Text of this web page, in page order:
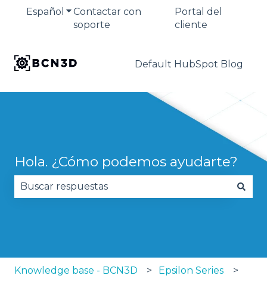
Español Traducciones de Mostrar submenú de
Contactar con
soporte
Portal del
cliente
Default HubSpot Blog
Hola. ¿Cómo podemos ayudarte?
Knowledge base - BCN3D Epsilon Series